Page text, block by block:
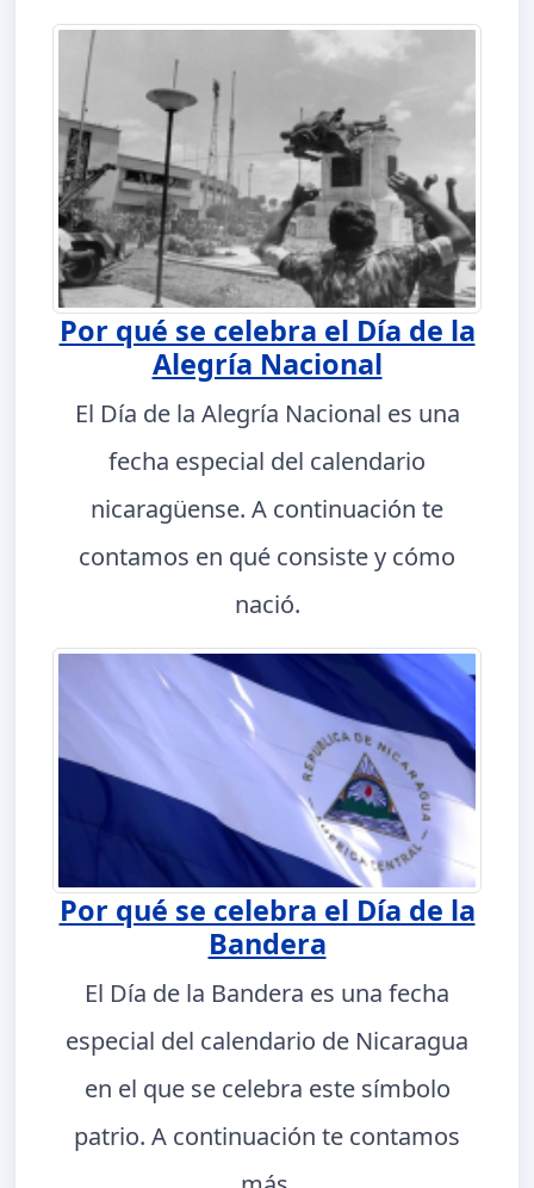
Por qué se celebra el Día de la
Alegría Nacional
El Día de la Alegría Nacional es una
fecha especial del calendario
nicaragüense. A continuación te
contamos en qué consiste y cómo
nació.
Por qué se celebra el Día de la
Bandera
El Día de la Bandera es una fecha
especial del calendario de Nicaragua
en el que se celebra este símbolo
patrio. A continuación te contamos